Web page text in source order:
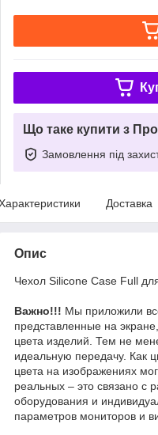
Що таке купити з
Замовлення під
Доставка
Опис
Чехол Silicone Case Full
Важно!!! Мы приложили
представленные на
цвета изделий. Тем не
идеальную передачу. Как
цвета на изображениях
реальных – это связано с
оборудования и
параметров мониторов и